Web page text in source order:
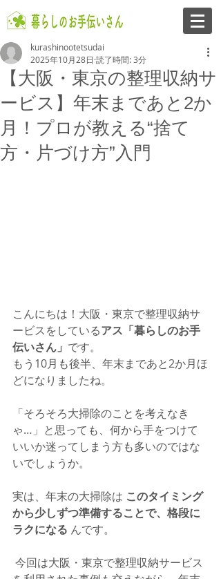
【大阪・東京の整理収納サ
ービス】年末まであと2か
月！プロが教える“捨て
方・片づけ方”入門
kurashinootetsudai
2025年10月28日 読了時間: 3分
こんにちは！大阪・東京で整理収納サ
ービスをしているアス「暮らしのお手
伝いさん」 です。
もう10月も後半、年末まであと2か月ほ
どになりましたね。
「そろそろ大掃除のことを考えなき
ゃ…」と思っても、何から手をつけて
いいか迷ってしまう方も多いのではな
いでしょうか。
実は、年末の大掃除は このタイミング
から少しずつ準備することで、格段に
ラクになる んです。